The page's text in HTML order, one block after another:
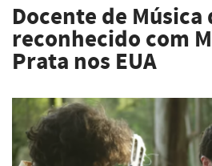
Docente de Música
reconhecido com
Prata nos EUA